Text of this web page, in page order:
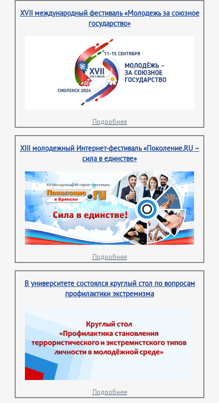
XVII международный фестиваль «Молодежь за союзное
государство»
Подробнее
XIII молодежный Интернет-фестиваль «Поколение.RU –
сила в единстве»
Подробнее
В университете состоялся круглый стол по вопросам
профилактики экстремизма
Подробнее